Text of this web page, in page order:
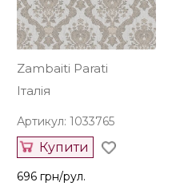
Zambaiti Parati
Італія
Артикул: 1033765
Купити
696 грн/рул.